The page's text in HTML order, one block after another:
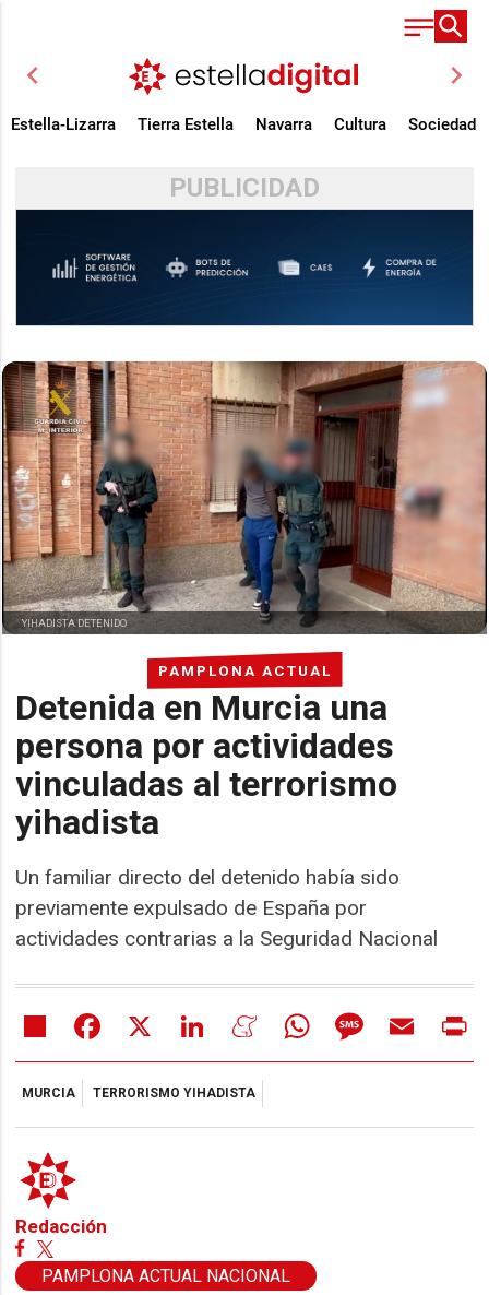
chevron_left chevron_right
Estella-Lizarra Tierra Estella Navarra Cultura Sociedad
PUBLICIDAD
PAMPLONA ACTUAL
Detenida en Murcia una
persona por actividades
vinculadas al terrorismo
yihadista
Un familiar directo del detenido había sido
previamente expulsado de España por
actividades contrarias a la Seguridad Nacional
YIHADISTA DETENIDO
Share Facebook LinkedIn MeneameWhatsAppMessageEmail
MURCIA TERRORISMO YIHADISTA
Redacción
PAMPLONA ACTUAL NACIONAL